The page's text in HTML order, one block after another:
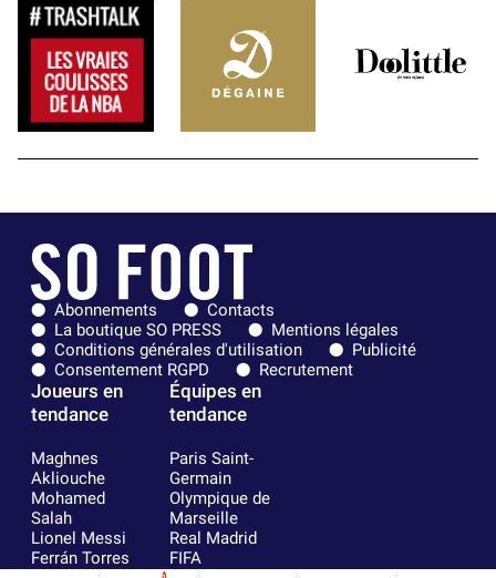
Abonnements
Contacts
La boutique SO PRESS
Mentions légales
Conditions générales d'utilisation
Publicité
Consentement RGPD
Recrutement
Joueurs en
tendance
Maghnes
Akliouche
Mohamed
Salah
Lionel Messi
Ferrán Torres
Équipes en
tendance
Paris Saint-
Germain
Olympique de
Marseille
Real Madrid
FIFA